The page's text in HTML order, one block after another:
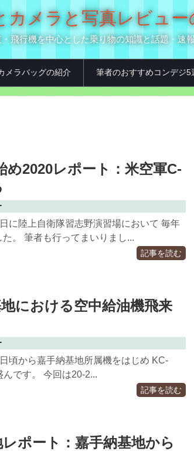
カメラと写真レビュ
飛行機を中心とした乗り物の知識と話題・速
メラバッグの紹介 筆者のおすすめコンデジ5
め2020レポート：米空軍C-
に陸上自衛隊習志野演習場において 毎年
。 筆者も行ってまいりまし...
記事を読む
における空中給油機飛来
頃から嘉手納基地所属機をはじめ KC-
です。 今回は20-2...
記事を読む
ポート：嘉手納基地から